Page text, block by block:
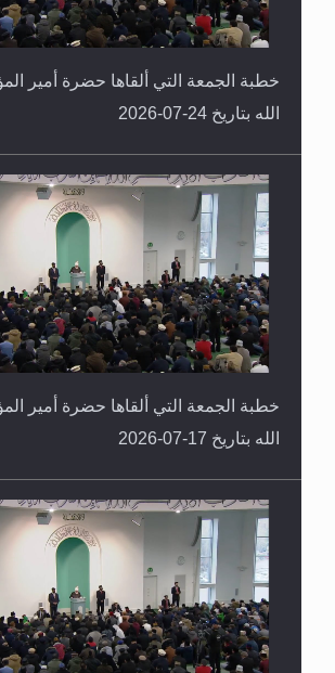
خطبة الجمعة التي ألقاها حضرة أمير
الله بتاريخ 24-07-2026
خطبة الجمعة التي ألقاها حضرة أمير
الله بتاريخ 17-07-2026